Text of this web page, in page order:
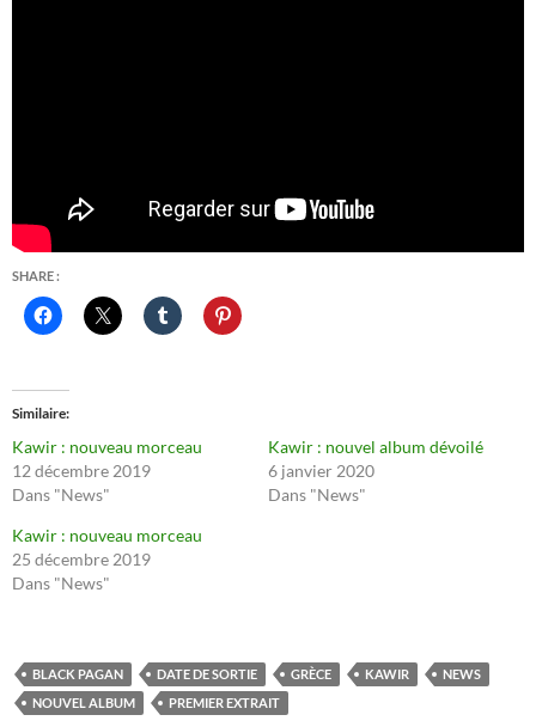
SHARE :
Similaire
Kawir : nouveau morceau
12 décembre 2019
Dans "News"
Kawir : nouvel album dévoilé
6 janvier 2020
Dans "News"
Kawir : nouveau morceau
25 décembre 2019
Dans "News"
BLACK PAGAN DATE DE SORTIE GRÈCE KAWIR
NEWS
NOUVEL ALBUM
PREMIER EXTRAIT